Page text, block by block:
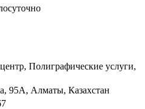
Полиграфические услуги,
95А, Алматы, Казахстан